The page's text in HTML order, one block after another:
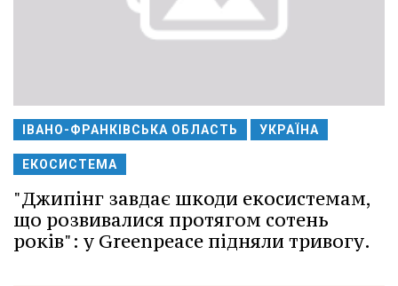
ІВАНО-ФРАНКІВСЬКА ОБЛАСТЬ УКРАЇНА
ЕКОСИСТЕМА
"Джипінг завдає шкоди екосистемам,
що розвивалися протягом сотень
років": у Greenpeace підняли тривогу.